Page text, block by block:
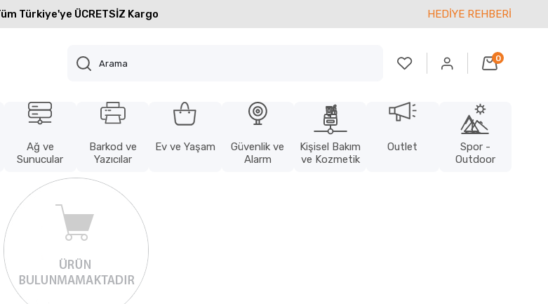
Türkiye'ye ÜCRETSİZ Kargo HEDİYE REHBERİ
0
Ağ ve
Sunucular
Barkod ve
Yazıcılar
Ev ve Yaşam
Güvenlik ve
Alarm
Kişisel Bakım
ve Kozmetik
Outlet
Spor -
Outdoor